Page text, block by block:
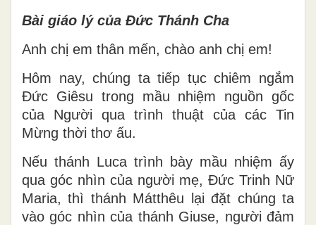
Bài giáo lý của Đức Thánh Cha
Anh chị em thân mến, chào anh chị em!
Hôm nay, chúng ta tiếp tục chiêm ngắm
Đức Giêsu trong mầu nhiệm nguồn gốc
của Người qua trình thuật của các Tin
Mừng thời thơ ấu.
Nếu thánh Luca trình bày mầu nhiệm ấy
qua góc nhìn của người mẹ, Đức Trinh Nữ
Maria, thì thánh Mátthêu lại đặt chúng ta
vào góc nhìn của thánh Giuse, người đảm